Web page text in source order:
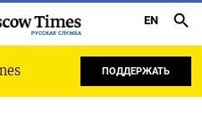
РУССКАЯ СЛУЖБА
EN
ПОДДЕРЖАТЬ